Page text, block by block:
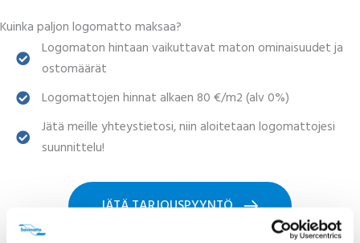
Kuinka paljon logomatto maksaa?
Logomaton hintaan vaikuttavat maton ominaisuudet ja
ostomäärät
Logomattojen hinnat alkaen 80 €/m2 (alv 0%)
Jätä meille yhteystietosi, niin aloitetaan logomattojesi
suunnittelu!
JÄTÄ TARJOUSPYYNTÖ